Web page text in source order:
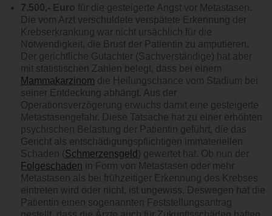
7.500,- Euro für die gesteigerte Angst vor Metastasen.
Die vom Arzt verschuldete verspätete Erkennung der
Krebserkrankung war nicht ursächlich für die
Notwendigkeit, die Brust der Patientin zu amputieren.
Der gerichtliche Gutachter (Sachverständige) hat aber
mit statistischen Zahlen belegt, dass bei einem
Mammakarzinom die Heilungschance vom Stadium bei
seiner Entdeckung abhängt. Aus der
Operationsverzögerung erwuchs damit eine gesteigerte
Metastasengefahr. Diese Tatsache hat zu einer erhöhten
psychischen Belastung der Patientin geführt, die das
Gericht als entschädigungspflichtigen immateriellen
Schaden (Schmerzensgeld ) gewertet hat. Ob nun der
Folgeschaden in Form von Metastasen oder mehr
Metastasen als bei frühzeitiger Erkennung des Krebses
eintreten wird oder nicht, ist ungewiss. Deswegen hat die
Patientin einen sogenannten Feststellungsantrag